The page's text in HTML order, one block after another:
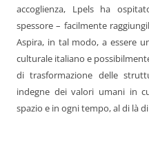
accoglienza, Lpels ha
spessore – facilmente
Aspira, in tal modo, a essere
culturale italiano e
di trasformazione delle
indegne dei valori umani in
spazio e in ogni tempo, al di là